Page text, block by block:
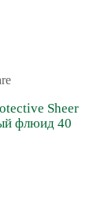
Sheer
флюид 40